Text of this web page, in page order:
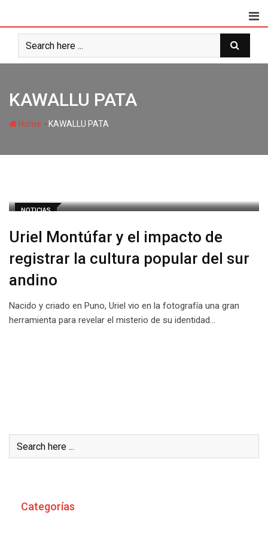
KAWALLU PATA
Home - KAWALLU PATA
NOTICIAS
Uriel Montúfar y el impacto de
registrar la cultura popular del sur
andino
Nacido y criado en Puno, Uriel vio en la fotografía una gran
herramienta para revelar el misterio de su identidad…
Categorías